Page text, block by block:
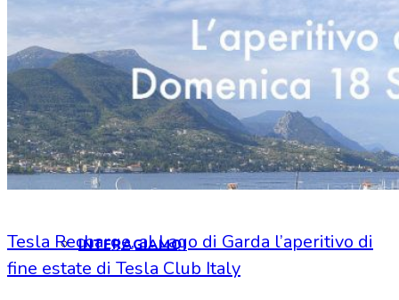
CHI SIAMO
CHI SIAMO
CONTATTI
INTERAGIAMO!
Tesla Recharge, al Lago di Garda l’aperitivo di
fine estate di Tesla Club Italy